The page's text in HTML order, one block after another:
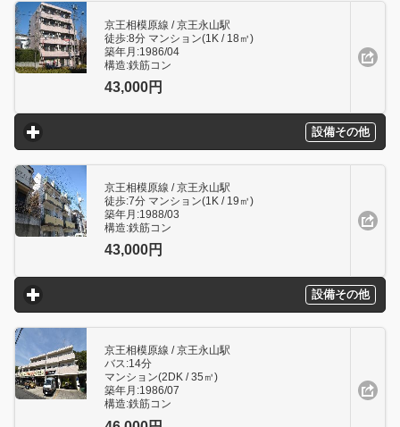
京王相模原線 / 京王永山駅
徒歩:8分 マンション(1K / 18㎥)
築年月:1986/04
構造:鉄筋コン
43,000円
設備その他
click to expand contents
京王相模原線 / 京王永山駅
徒歩:7分 マンション(1K / 19㎥)
築年月:1988/03
構造:鉄筋コン
43,000円
設備その他
click to expand contents
京王相模原線 / 京王永山駅
バス:14分
マンション(2DK / 35㎥)
築年月:1986/07
構造:鉄筋コン